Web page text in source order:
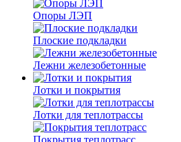
Опоры ЛЭП
Плоские подкладки
Лежни железобетонные
Лотки и покрытия
Лотки для теплотрассы
Покрытия теплотрасс